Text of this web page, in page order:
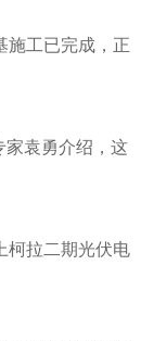
施工已完成，正
袁勇介绍，这
柯拉二期光伏电